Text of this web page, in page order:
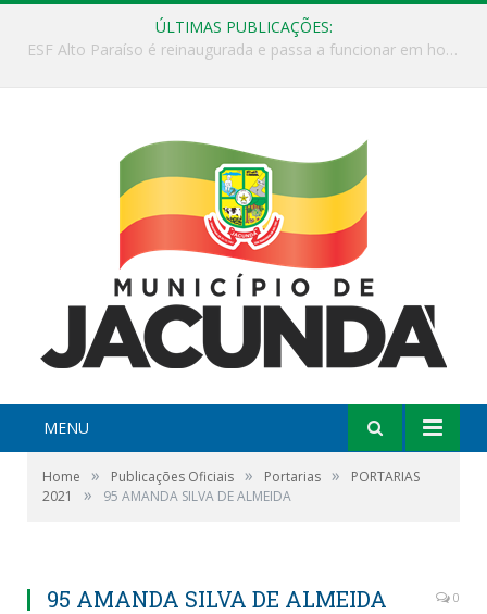
ÚLTIMAS PUBLICAÇÕES:
ESF Alto Paraíso é reinaugurada e passa a funcionar em horário estendido
MENU
Home » Publicações Oficiais » Portarias »
PORTARIAS
2021
» 95 AMANDA SILVA DE ALMEIDA
95 AMANDA SILVA DE ALMEIDA 0